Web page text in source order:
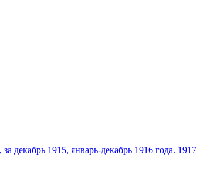
декабрь 1915, январь-декабрь 1916 года. 1917